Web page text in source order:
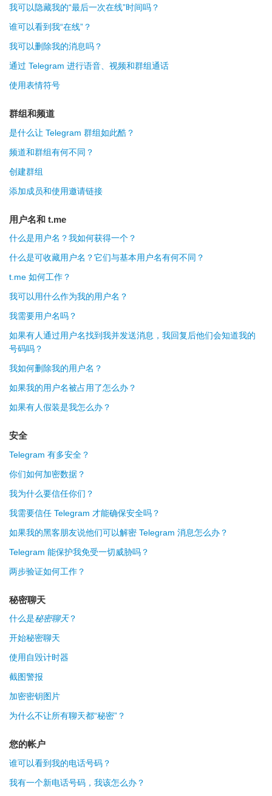
我可以隐藏我的“最后一次在线”时间吗？
谁可以看到我“在线”？
我可以删除我的消息吗？
通过 Telegram 进行语音、视频和群组通话
使用表情符号
群组和频道
是什么让 Telegram 群组如此酷？
频道和群组有何不同？
创建群组
添加成员和使用邀请链接
用户名和 t.me
什么是用户名？我如何获得一个？
什么是可收藏用户名？它们与基本用户名有何不同？
t.me 如何工作？
我可以用什么作为我的用户名？
我需要用户名吗？
如果有人通过用户名找到我并发送消息，我回复后他们会知道我的
号码吗？
我如何删除我的用户名？
如果我的用户名被占用了怎么办？
如果有人假装是我怎么办？
安全
Telegram 有多安全？
你们如何加密数据？
我为什么要信任你们？
我需要信任 Telegram 才能确保安全吗？
如果我的黑客朋友说他们可以解密 Telegram 消息怎么办？
Telegram 能保护我免受一切威胁吗？
两步验证如何工作？
秘密聊天
什么是秘密聊天？
开始秘密聊天
使用自毁计时器
截图警报
加密密钥图片
为什么不让所有聊天都“秘密”？
您的帐户
谁可以看到我的电话号码？
我有一个新电话号码，我该怎么办？